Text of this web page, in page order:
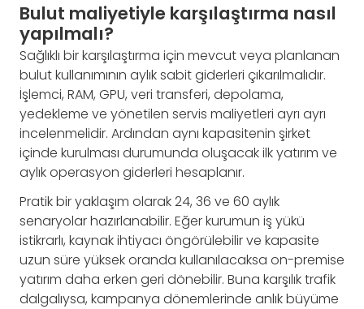
Bulut maliyetiyle karşılaştırma nasıl
yapılmalı?
Sağlıklı bir karşılaştırma için mevcut veya planlanan
bulut kullanımının aylık sabit giderleri çıkarılmalıdır.
İşlemci, RAM, GPU, veri transferi, depolama,
yedekleme ve yönetilen servis maliyetleri ayrı ayrı
incelenmelidir. Ardından aynı kapasitenin şirket
içinde kurulması durumunda oluşacak ilk yatırım ve
aylık operasyon giderleri hesaplanır.
Pratik bir yaklaşım olarak 24, 36 ve 60 aylık
senaryolar hazırlanabilir. Eğer kurumun iş yükü
istikrarlı, kaynak ihtiyacı öngörülebilir ve kapasite
uzun süre yüksek oranda kullanılacaksa on-premise
yatırım daha erken geri dönebilir. Buna karşılık trafik
dalgalıysa, kampanya dönemlerinde anlık büyüme